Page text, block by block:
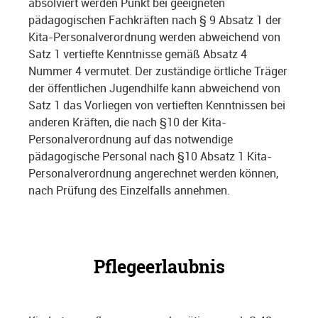
pädagogischen Fachkräften nach § 9 Absatz 1 der
Kita-Personalverordnung werden abweichend von
Satz 1 vertiefte Kenntnisse gemäß Absatz 4
Nummer 4 vermutet. Der zuständige örtliche Träger
der öffentlichen Jugendhilfe kann abweichend von
Satz 1 das Vorliegen von vertieften Kenntnissen bei
anderen Kräften, die nach §10 der Kita-
Personalverordnung auf das notwendige
pädagogische Personal nach §10 Absatz 1 Kita-
Personalverordnung angerechnet werden können,
nach Prüfung des Einzelfalls annehmen.
Pflegeerlaubnis